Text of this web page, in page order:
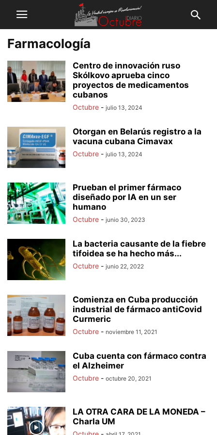
Farmacología
Centro de innovación ruso
Skólkovo aprueba cinco
proyectos de medicamentos
cubanos
Octubre - julio 13, 2024
Otorgan en Belarús registro a la
vacuna cubana Cimavax
Octubre - julio 13, 2024
Prueban el primer fármaco
diseñado por IA en un ser
humano
Octubre - junio 30, 2023
La bacteria causante de la fiebre
tifoidea se ha hecho más...
Octubre - junio 22, 2022
Comienza en Cuba producción
industrial de fármaco antiCovid
Curmeric
Octubre - noviembre 11, 2021
Cuba cuenta con fármaco contra
el Alzheimer
Octubre - octubre 20, 2021
LA OTRA CARA DE LA MONEDA –
Charla UM